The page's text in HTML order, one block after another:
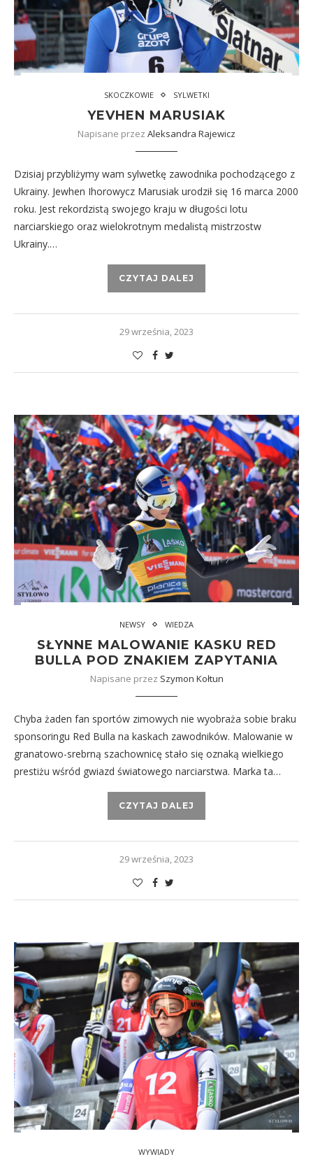
SKOCZKOWIE SYLWETKI
YEVHEN MARUSIAK
Napisane przez Aleksandra Rajewicz
Dzisiaj przybliżymy wam sylwetkę zawodnika pochodzącego z
Ukrainy. Jewhen Ihorowycz Marusiak urodził się 16 marca 2000
roku. Jest rekordzistą swojego kraju w długości lotu
narciarskiego oraz wielokrotnym medalistą mistrzostw
Ukrainy.…
CZYTAJ DALEJ
29 września, 2023
NEWSY WIEDZA
SŁYNNE MALOWANIE KASKU RED
BULLA POD ZNAKIEM ZAPYTANIA
Napisane przez Szymon Kołtun
Chyba żaden fan sportów zimowych nie wyobraża sobie braku
sponsoringu Red Bulla na kaskach zawodników. Malowanie w
granatowo-srebrną szachownicę stało się oznaką wielkiego
prestiżu wśród gwiazd światowego narciarstwa. Marka ta…
CZYTAJ DALEJ
29 września, 2023
WYWIADY